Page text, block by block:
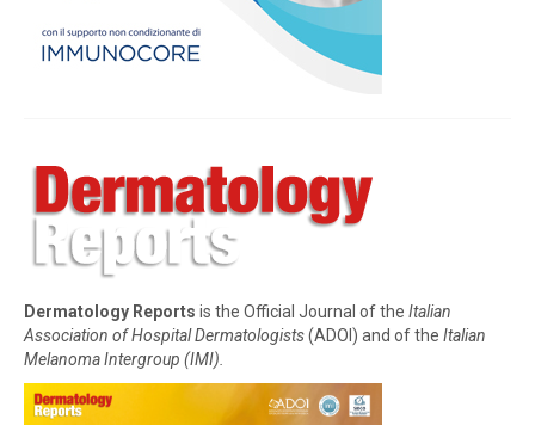
Dermatology Reports is the Official Journal of the Italian
Association of Hospital Dermatologists(ADOI) and of the Italian
Melanoma Intergroup (IMI).